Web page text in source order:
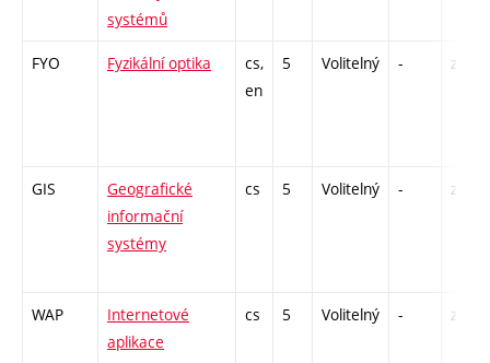
systémů
FYO Fyzikální optika
cs,
en
5 Volitelný - zk
GIS
Geografické
informační
systémy
cs 5 Volitelný - zá,zk
WAP
Internetové
aplikace
cs 5 Volitelný - zá,zk